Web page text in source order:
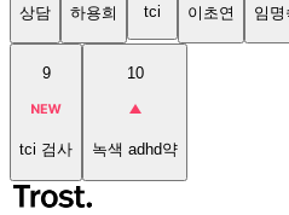
상담 하용희 tci 이초연 임명
9
tci 검사
10
녹색 adhd약